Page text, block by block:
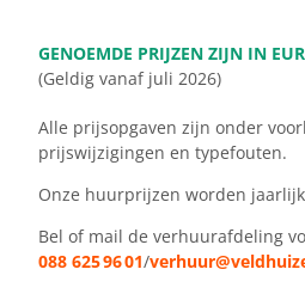
GENOEMDE PRIJZEN ZIJN IN
(Geldig vanaf juli 2026)
Alle prijsopgaven zijn onder
prijswijzigingen en typefouten.
Onze huurprijzen worden
Bel of mail de verhuurafdeling
088 625 96 01/